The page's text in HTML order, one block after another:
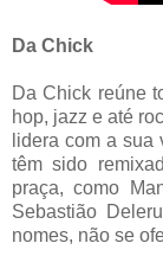
Da Chick
Da Chick reúne
hop, jazz e até
lidera com a
têm sido
praça, como
Sebastião
nomes, não se